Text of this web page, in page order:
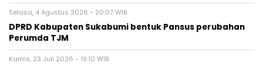
Selasa, 4 Agustus 2026 - 20:07 WIB
DPRD Kabupaten Sukabumi bentuk Pansus perubahan
Perumda TJM
Kamis, 23 Juli 2026 - 19:10 WIB